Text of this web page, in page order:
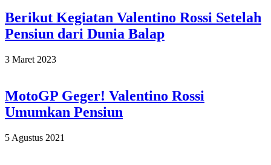
Berikut Kegiatan Valentino Rossi Setelah
Pensiun dari Dunia Balap
2023-
3 Maret 2023
MotoGP Geger! Valentino Rossi
Umumkan Pensiun
2021-
5 Agustus 2021